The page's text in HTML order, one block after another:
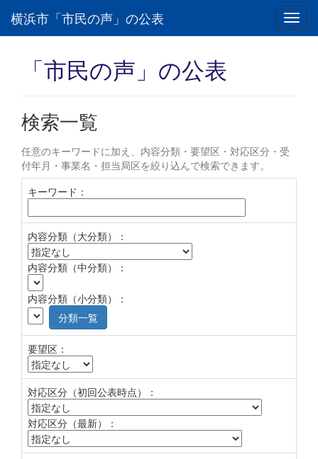
横浜市「市民の声」の公表
「市民の声」の公表
検索一覧
任意のキーワードに加え、内容分類・要望区・対応区分・受
付年月・事業名・担当局区を絞り込んで検索できます。
キーワード：
内容分類（大分類）：
内容分類（中分類）：
内容分類（小分類）：
分類一覧
要望区：
対応区分（初回公表時点）：
対応区分（最新）：